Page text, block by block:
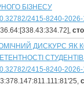
БІЗНЕСУ
2415-8240-
ДИСКУРС ЯК
2415-8240-